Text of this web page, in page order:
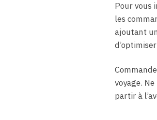
Pour vous
les
ajoutant
voyage.
partir à